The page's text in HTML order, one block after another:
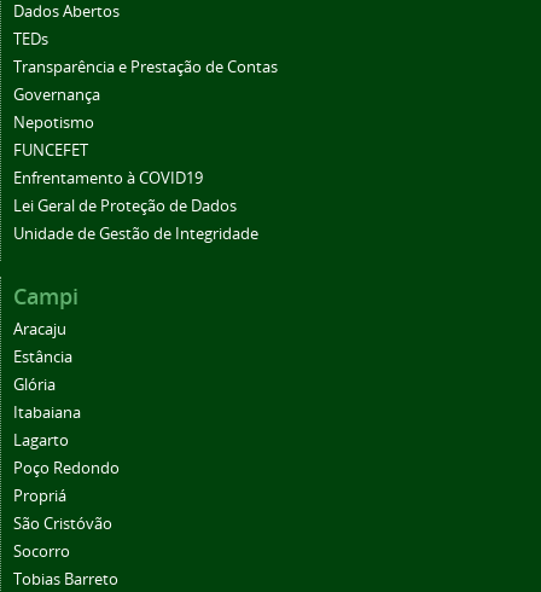
Dados Abertos
TEDs
Transparência e Prestação de Contas
Governança
Nepotismo
FUNCEFET
Enfrentamento à COVID19
Lei Geral de Proteção de Dados
Unidade de Gestão de Integridade
Campi
Aracaju
Estância
Glória
Itabaiana
Lagarto
Poço Redondo
Propriá
São Cristóvão
Socorro
Tobias Barreto